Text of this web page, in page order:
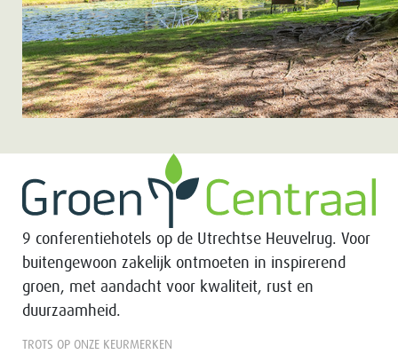
9 conferentiehotels op de Utrechtse Heuvelrug. Voor
buitengewoon zakelijk ontmoeten in inspirerend
groen, met aandacht voor kwaliteit, rust en
duurzaamheid.
TROTS OP ONZE KEURMERKEN